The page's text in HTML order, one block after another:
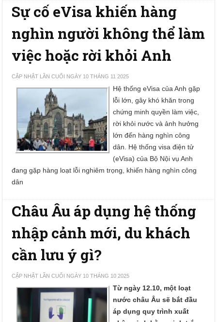
Sự cố eVisa khiến hàng
nghìn người không thể làm
việc hoặc rời khỏi Anh
CẬP NHẬT LẦN CUỐI NGÀY 10 THÁNG 11 2025
Hệ thống eVisa của Anh gặp
lỗi lớn, gây khó khăn trong
chứng minh quyền làm việc,
rời khỏi nước và ảnh hưởng
lớn đến hàng nghìn công
dân. Hệ thống visa điện tử
(eVisa) của Bộ Nội vụ Anh
đang gặp hàng loạt lỗi nghiêm trọng, khiến hàng nghìn công
dân
Châu Âu áp dụng hệ thống
nhập cảnh mới, du khách
cần lưu ý gì?
CẬP NHẬT LẦN CUỐI NGÀY 10 THÁNG 10 2025
Từ ngày 12.10, một loạt
nước châu Âu sẽ bắt đầu
áp dụng quy trình xuất